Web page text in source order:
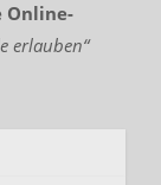
- Krumme
(Sachsen)
quad-claus.de
Online-
erlauben“